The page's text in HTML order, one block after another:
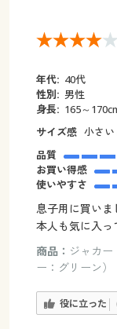
年代: 40代
性別: 男性
身長: 165～
サイズ感 小さい
品質
お買い得感
使いやすさ
息子用に買いま
本人も気に入っ
商品： ジャカ
ー：グリーン）
役に立った